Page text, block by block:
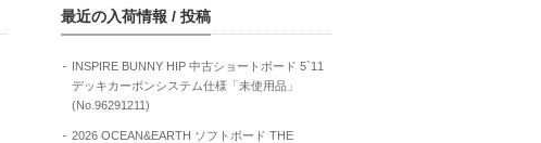
最近の入荷情報 / 投稿
INSPIRE BUNNY HIP 中古ショートボード 5`11
デッキカーボンシステム仕様「未使用品」
(No.96291211)
2026 OCEAN&EARTH ソフトボード THE